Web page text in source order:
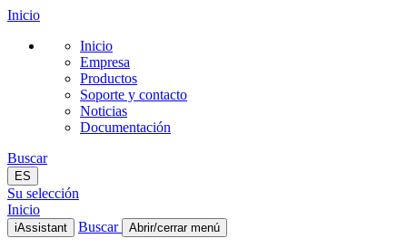
Inicio
Inicio
Empresa
Productos
Soporte y contacto
Noticias
Documentación
Buscar
ES
Su selección
Inicio
iAssistant Buscar Abrir/cerrar menú